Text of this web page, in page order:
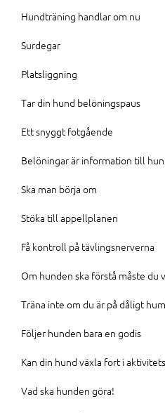
Hundträning handlar om nu
Surdegar
Platsliggning
Tar din hund belöningspaus
Ett snyggt fotgående
Belöningar är information till
Ska man börja om
Stöka till appellplanen
Få kontroll på tävlingsnerverna
Om hunden ska förstå måste du
Träna inte om du är på dåligt
Följer hunden bara en godis
Kan din hund växla fort i
Vad ska hunden göra!